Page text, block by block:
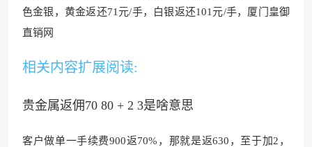
色金银，黄金返还71元/手，白银返还101元/手，厦门皇御
直销网
相关内容扩展阅读:
贵金属返佣70 80 + 2 3是啥意思
客户做单一手续费900返70%，那就是返630，至于加2，